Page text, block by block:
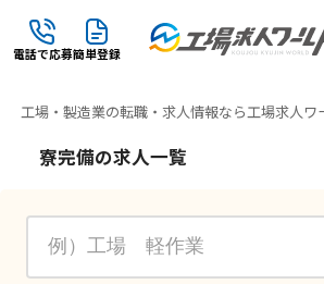
電話で応募簡単登録
工場・製造業の転職・求人情報なら工場求人ワ
寮完備の求人一覧